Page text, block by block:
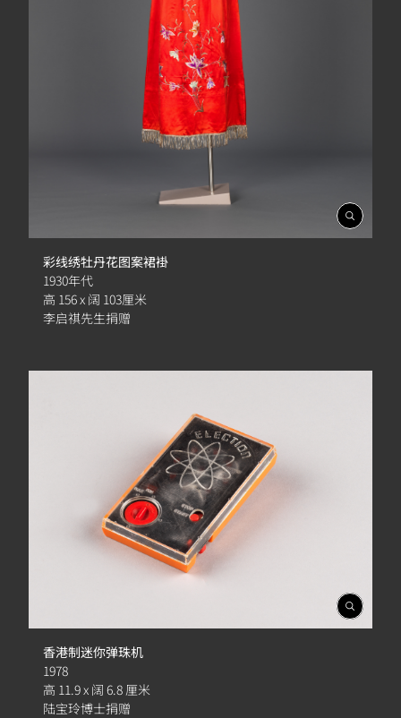
開
啟
彩线绣牡丹花图案裙褂
1930年代
高 156 x 阔 103厘米
李启祺先生捐赠
開
啟
香港制迷你弹珠机
1978
高 11.9 x 阔 6.8 厘米
陆宝玲博士捐赠